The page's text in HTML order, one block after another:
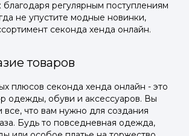
благодаря регулярным поступлениям
не упустите модные новинки,
секонда хенда онлайн.
товаров
плюсов секонда хенда онлайн - это
одежды, обуви и аксессуаров. Вы
все, что вам нужно для создания
Будь то повседневная одежда,